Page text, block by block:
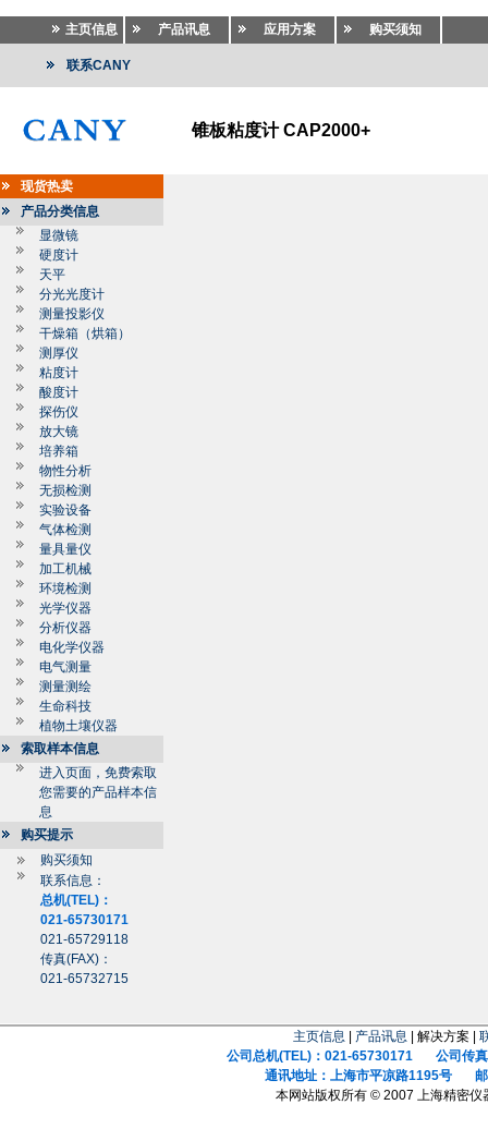
主页信息 产品讯息 应用方案 购买须知
联系CANY
锥板粘度计 CAP2000+
现货热卖
产品分类信息
显微镜
硬度计
天平
分光光度计
测量投影仪
干燥箱（烘箱）
测厚仪
粘度计
酸度计
探伤仪
放大镜
培养箱
物性分析
无损检测
实验设备
气体检测
量具量仪
加工机械
环境检测
光学仪器
分析仪器
电化学仪器
电气测量
测量测绘
生命科技
植物土壤仪器
索取样本信息
进入页面，免费索取
您需要的产品样本信
息
购买提示
购买须知
联系信息：
总机(TEL)：
021-65730171
021-65729118
传真(FAX)：
021-65732715
主页信息 产品讯息 | 解决方案 |
公司总机(TEL)：021-65730171 公司传真
通讯地址：上海市平凉路1195号 邮
本网站版权所有 © 2007 上海精密仪